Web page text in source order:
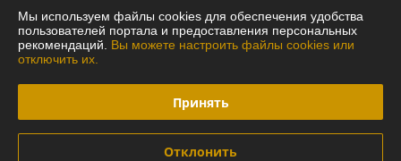
У компании пока нет отзывов, добавьте первый
О нас
Мы используем файлы cookies для обеспечения удобства
пользователей портала и предоставления персональных
рекомендаций. Вы можете настроить файлы cookies или
отключить их.
Принять
Отклонить